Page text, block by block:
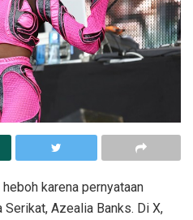
karena pernyataan
Azealia Banks. Di X,